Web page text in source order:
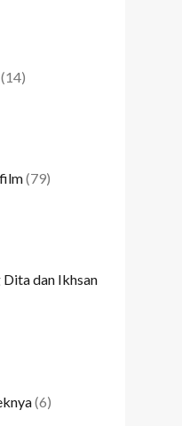
(14)
(79)
dan Ikhsan
(6)